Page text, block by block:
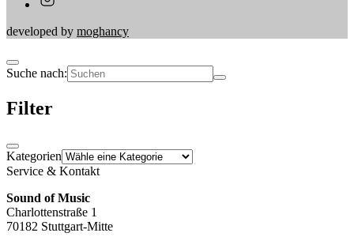
developed by moghancy
Suche nach:
Filter
Kategorien
Service & Kontakt
Sound of Music
Charlottenstraße 1
70182 Stuttgart-Mitte